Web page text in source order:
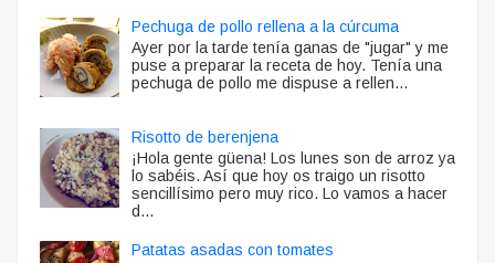
Pechuga de pollo rellena a la cúrcuma
Ayer por la tarde tenía ganas de "jugar" y me
puse a preparar la receta de hoy. Tenía una
pechuga de pollo me dispuse a rellen...
Risotto de berenjena
¡Hola gente güena! Los lunes son de arroz ya
lo sabéis. Así que hoy os traigo un risotto
sencillísimo pero muy rico. Lo vamos a hacer
d...
Patatas asadas con tomates